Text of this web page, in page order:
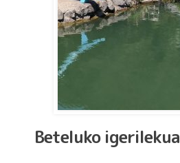
Beteluko igerilekua